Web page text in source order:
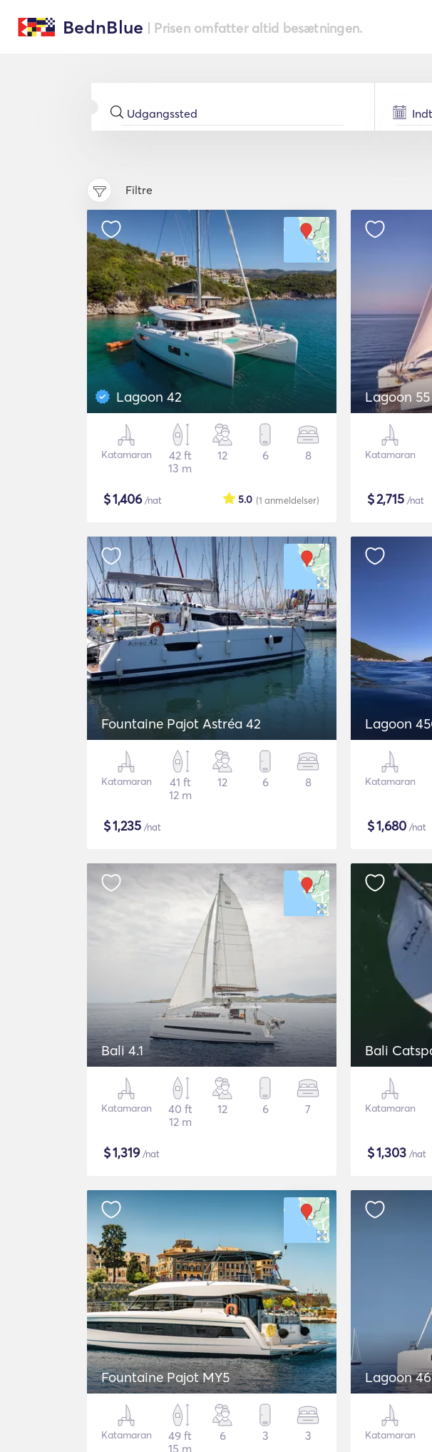
BednBlue | Prisen omfatter altid besætningen.
Filtre
Lagoon 42
Katamaran
42 ft
13 m
12 6 8
$1,406/nat (1 anmeldelser)
5.0
Lagoon 55
Katamaran
$2,715 /nat
Fountaine Pajot Astréa 42
Katamaran
41 ft
12 m
12 6 8
$1,235 /nat
Lagoon
Katamaran
$1,680 /nat
Bali 4.1
Katamaran
40 ft
12 m
12 6 7
$1,319/nat
Bali
Katamaran
$1,303 /nat
Fountaine Pajot MY5
Katamaran
49 ft
15 m
6 3 3
Lagoon 46
Katamaran